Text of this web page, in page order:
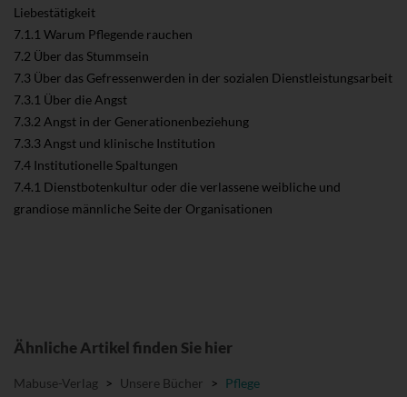
Liebestätigkeit
7.1.1 Warum Pflegende rauchen
7.2 Über das Stummsein
7.3 Über das Gefressenwerden in der sozialen Dienstleistungsarbeit
7.3.1 Über die Angst
7.3.2 Angst in der Generationenbeziehung
7.3.3 Angst und klinische Institution
7.4 Institutionelle Spaltungen
7.4.1 Dienstbotenkultur oder die verlassene weibliche und
grandiose männliche Seite der Organisationen
Ähnliche Artikel finden Sie hier
Mabuse-Verlag > Unsere Bücher > Pflege